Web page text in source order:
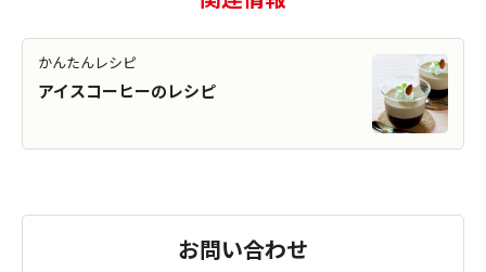
かんたんレシピ
アイスコーヒーのレシピ
お問い合わせ